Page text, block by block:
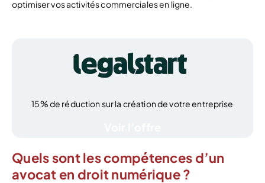
optimiser vos activités commerciales en ligne.
15% de réduction sur la création de votre entreprise
Quels sont les compétences d’un
avocat en droit numérique ?